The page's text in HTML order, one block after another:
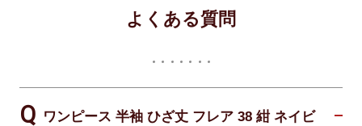
よくある質問
ワンピース 半袖 ひざ丈 フレア 38 紺 ネイビ